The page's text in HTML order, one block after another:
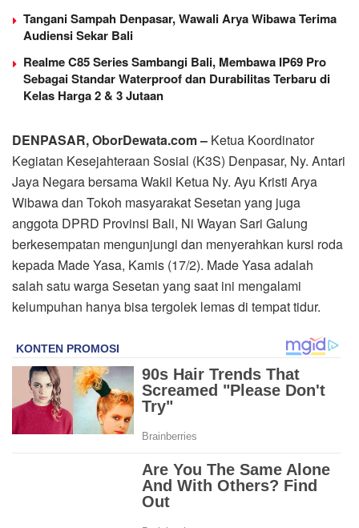
Tangani Sampah Denpasar, Wawali Arya Wibawa Terima
Audiensi Sekar Bali
Realme C85 Series Sambangi Bali, Membawa IP69 Pro
Sebagai Standar Waterproof dan Durabilitas Terbaru di
Kelas Harga 2 & 3 Jutaan
DENPASAR, OborDewata.com – Ketua Koordinator
Kegiatan Kesejahteraan Sosial (K3S) Denpasar, Ny. Antari
Jaya Negara bersama Wakil Ketua Ny. Ayu Kristi Arya
Wibawa dan Tokoh masyarakat Sesetan yang juga
anggota DPRD Provinsi Bali, Ni Wayan Sari Galung
berkesempatan mengunjungi dan menyerahkan kursi roda
kepada Made Yasa, Kamis (17/2). Made Yasa adalah
salah satu warga Sesetan yang saat ini mengalami
kelumpuhan hanya bisa tergolek lemas di tempat tidur.